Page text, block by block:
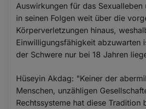
Auswirkungen für das
in seinen Folgen weit über die
Körperverletzungen hinaus,
Einwilligungsfähigkeit abzuwarten
der Schwere nur bei 18 Jahren
Hüseyin Akdag: "Keiner der
Menschen, unzähligen
Rechtssysteme hat diese Tradition